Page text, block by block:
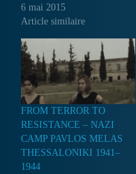
6 mai 2015
Article similaire
FROM TERROR TO
RESISTANCE – NAZI
CAMP PAVLOS MELAS
THESSALONIKI 1941–
1944